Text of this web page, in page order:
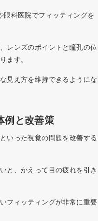
科医院でフィッティングを
レンズのポイントと瞳孔の位
ます。
見え方を維持できるようにな
例と改善策
いった視覚の問題を改善する
と、かえって目の疲れを引き
フィッティングが非常に重要